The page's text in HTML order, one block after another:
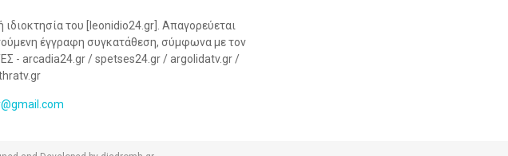
ιδιοκτησία του [leonidio24.gr]. Απαγορεύεται
έγγραφη συγκατάθεση, σύμφωνα με τον
- arcadia24.gr / spetses24.gr / argolidatv.gr /